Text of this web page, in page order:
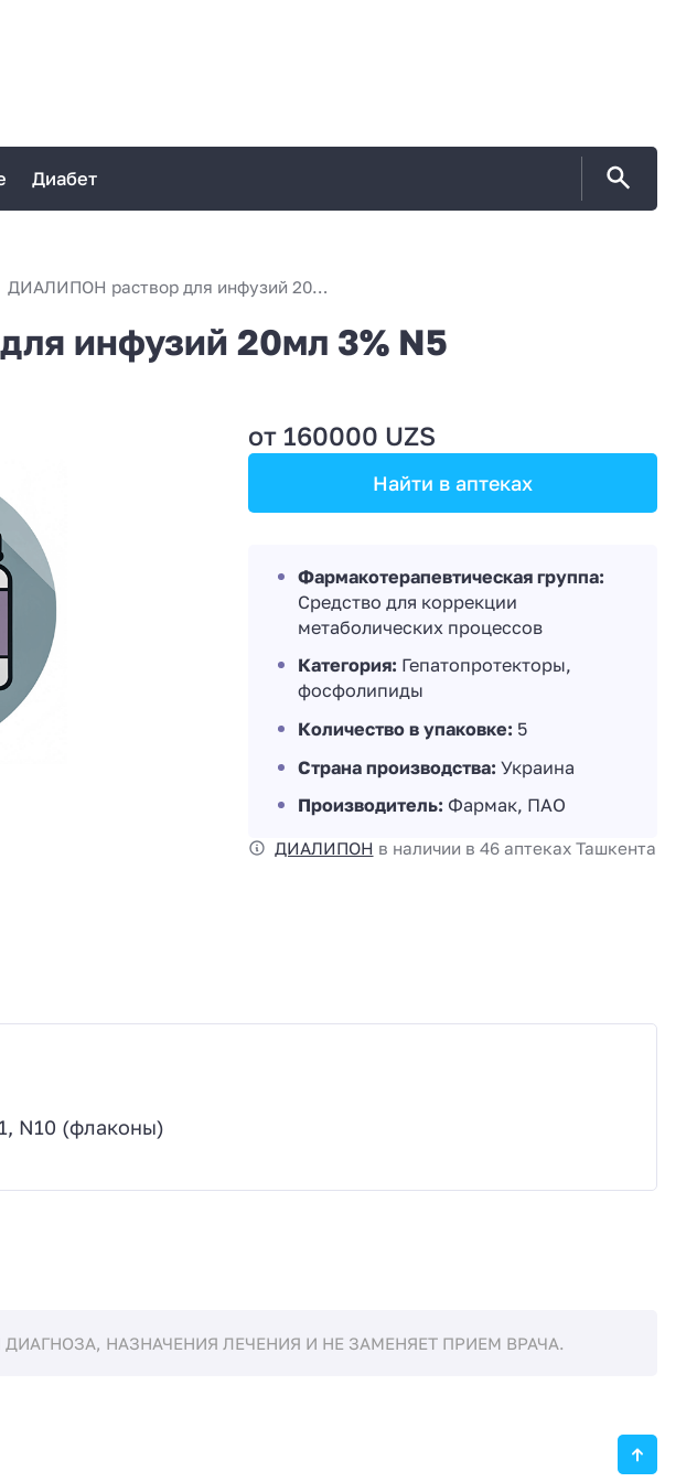
Диабет
ДИАЛИПОН раствор для инфузий 20мл 3% N5
инфузий 20мл 3% N5
от 160000 UZS
Найти в аптеках
Фармакотерапевтическая группа:
Средство для коррекции
метаболических процессов
Категория: Гепатопротекторы,
фосфолипиды
Количество в упаковке: 5
Страна производства: Украина
Производитель: Фармак, ПАО
ДИАЛИПОН в наличии в 46 аптеках Ташкента
N10 (флаконы)
НАЗНАЧЕНИЯ ЛЕЧЕНИЯ И НЕ ЗАМЕНЯЕТ ПРИЕМ ВРАЧА.